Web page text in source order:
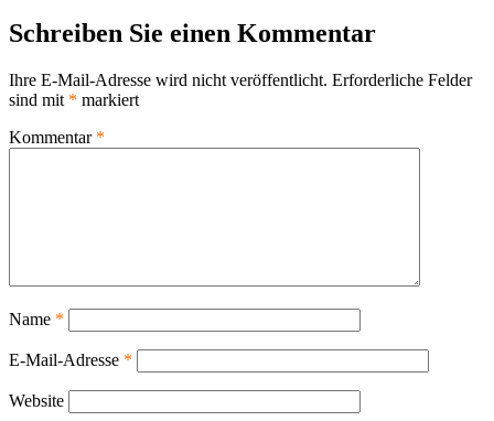
Schreiben Sie einen Kommentar
Ihre E-Mail-Adresse wird nicht veröffentlicht. Erforderliche Felder
sind mit * markiert
Kommentar *
Name *
E-Mail-Adresse *
Website